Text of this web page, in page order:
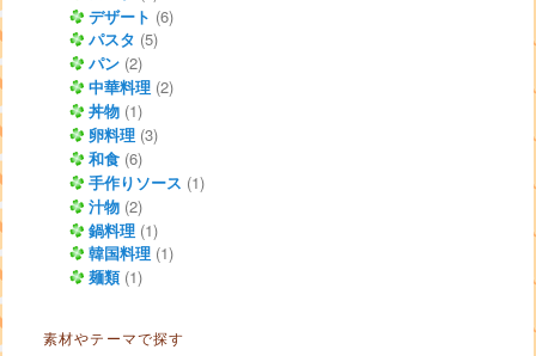
デザート (6)
パスタ (5)
パン (2)
中華料理 (2)
丼物 (1)
卵料理 (3)
和食 (6)
手作りソース (1)
汁物 (2)
鍋料理 (1)
韓国料理 (1)
麺類(1)
素材やテーマで探す